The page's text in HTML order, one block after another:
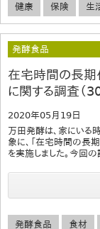
健康 保険 生
発酵食品
在宅時間の長期
に関する調査（
2020年05月19日
万田発酵は、家にいる
象に、「在宅時間の長
を実施しました。今回
発酵食品 食材